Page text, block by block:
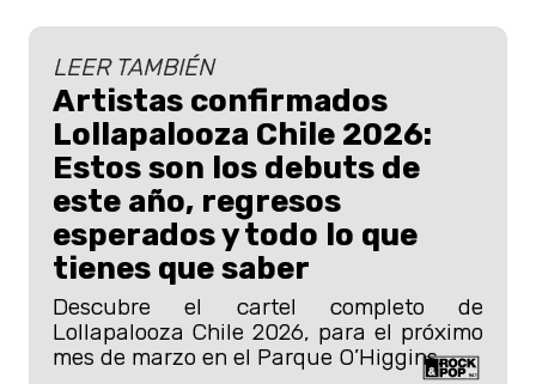
LEER TAMBIÉN
Artistas confirmados
Lollapalooza Chile 2026:
Estos son los debuts de
este año, regresos
esperados y todo lo que
tienes que saber
Descubre el cartel completo de
Lollapalooza Chile 2026, para el próximo
mes de marzo en el Parque O’Higgins.